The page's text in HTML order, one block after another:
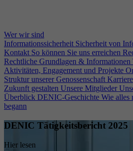
Wer wir sind
Informationssicherheit Sicherheit von
Kontakt So können Sie uns erreichen
Rechtliche Grundlagen & Informationen
Aktivitäten, Engagement und Projekte
Struktur unserer Genossenschaft Karriere
Zukunft gestalten Unsere Mitglieder
Überblick DENIC-Geschichte Wie alles
begann
DENIC Tätigkeitsbericht 2025
Hier lesen